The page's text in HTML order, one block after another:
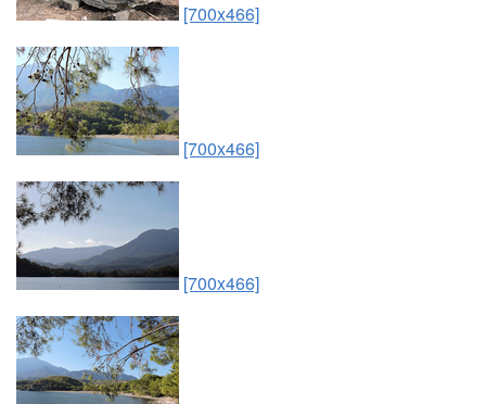
[700x466]
[700x466]
[700x466]